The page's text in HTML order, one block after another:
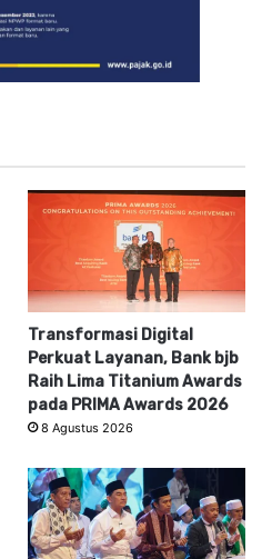
Transformasi Digital
Perkuat Layanan, Bank bjb
Raih Lima Titanium Awards
pada PRIMA Awards 2026
8 Agustus 2026